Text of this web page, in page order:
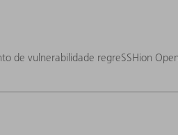
de vulnerabilidade regreSSHion